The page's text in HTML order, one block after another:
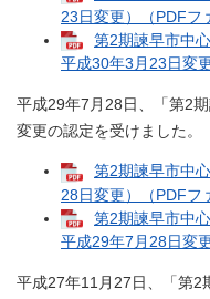
23日変更）（PDFフ
第2期諫早市中
平成30年3月23日変
平成29年7月28日、「第2
変更の認定を受けました。
第2期諫早市中
28日変更）（PDFフ
第2期諫早市中
平成29年7月28日変
平成27年11月27日、「第2